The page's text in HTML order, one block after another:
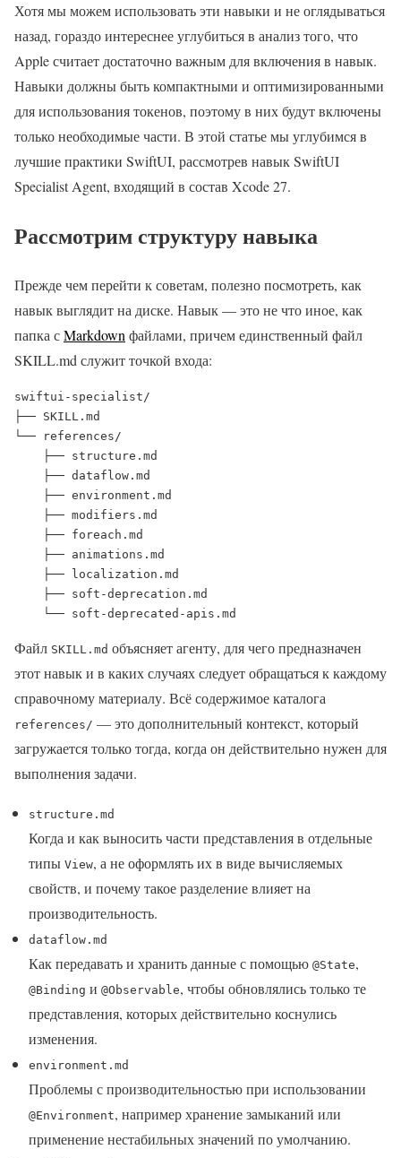
Хотя мы можем использовать эти навыки и не оглядываться
назад, гораздо интереснее углубиться в анализ того, что
Apple считает достаточно важным для включения в навык.
Навыки должны быть компактными и оптимизированными
для использования токенов, поэтому в них будут включены
только необходимые части. В этой статье мы углубимся в
лучшие практики SwiftUI, рассмотрев навык SwiftUI
Specialist Agent, входящий в состав Xcode 27.
Рассмотрим структуру навыка
Прежде чем перейти к советам, полезно посмотреть, как
навык выглядит на диске. Навык — это не что иное, как
папка сMarkdownфайлами, причем единственный файл
SKILL.md служит точкой входа:
swiftui-specialist/
├── SKILL.md
└── references/
    └── soft-deprecated-apis.md
Файл SKILL.md объясняет агенту, для чего предназначен
этот навык и в каких случаях следует обращаться к каждому
справочному материалу. Всё содержимое каталога
references/ — это дополнительный контекст, который
загружается только тогда, когда он действительно нужен для
выполнения задачи.
structure.md
Когда и как выносить части представления в отдельные
типы View, а не оформлять их в виде вычисляемых
свойств, и почему такое разделение влияет на
производительность.
dataflow.md
Как передавать и хранить данные с помощью @State,
@Binding и @Observable, чтобы обновлялись только те
представления, которых действительно коснулись
изменения.
environment.md
Проблемы с производительностью при использовании
@Environment, например хранение замыканий или
применение нестабильных значений по умолчанию.